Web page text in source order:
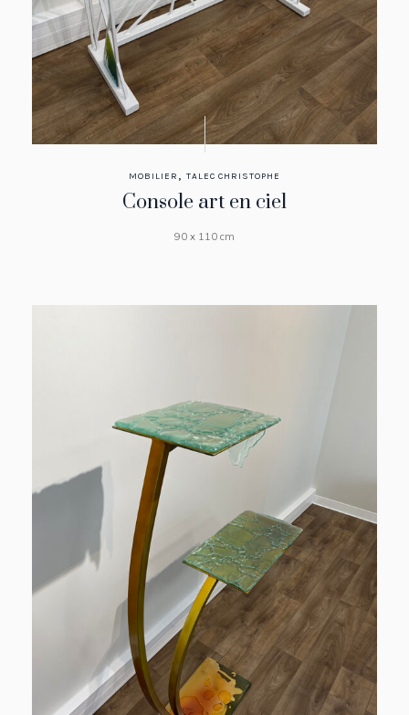
MOBILIER ,TALEC CHRISTOPHE
Console art en ciel
90 x 110 cm